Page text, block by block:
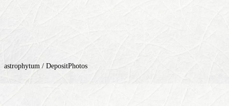
astrophytum / DepositPhotos